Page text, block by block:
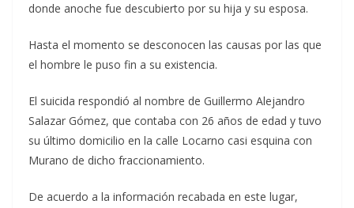
donde anoche fue descubierto por su hija y su esposa.
Hasta el momento se desconocen las causas por las que
el hombre le puso fin a su existencia.
El suicida respondió al nombre de Guillermo Alejandro
Salazar Gómez, que contaba con 26 años de edad y tuvo
su último domicilio en la calle Locarno casi esquina con
Murano de dicho fraccionamiento.
De acuerdo a la información recabada en este lugar,